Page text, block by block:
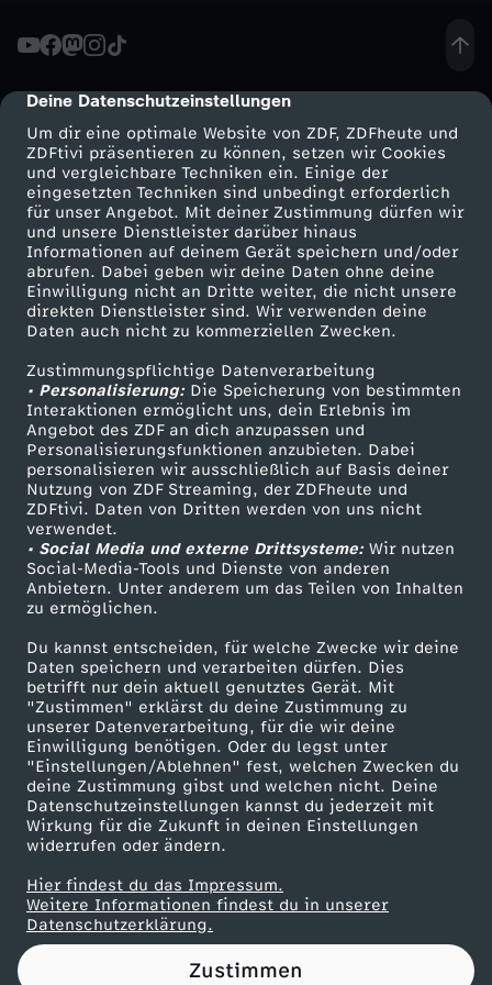
cmp-dialog-description
Deine Datenschutzeinstellungen
Um dir eine optimale Website von ZDF, ZDFheute und
ZDFtivi präsentieren zu können, setzen wir Cookies
und vergleichbare Techniken ein. Einige der
eingesetzten Techniken sind unbedingt erforderlich
für unser Angebot. Mit deiner Zustimmung dürfen wir
und unsere Dienstleister darüber hinaus
Informationen auf deinem Gerät speichern und/oder
abrufen. Dabei geben wir deine Daten ohne deine
Einwilligung nicht an Dritte weiter, die nicht unsere
direkten Dienstleister sind. Wir verwenden deine
Daten auch nicht zu kommerziellen Zwecken.
Zustimmungspflichtige Datenverarbeitung
• Personalisierung:Die Speicherung von bestimmten
Interaktionen ermöglicht uns, dein Erlebnis im
Angebot des ZDF an dich anzupassen und
Personalisierungsfunktionen anzubieten. Dabei
personalisieren wir ausschließlich auf Basis deiner
Nutzung von ZDF Streaming, der ZDFheute und
ZDFtivi. Daten von Dritten werden von uns nicht
verwendet.
• Social Media und externe Drittsysteme:Wir nutzen
Social-Media-Tools und Dienste von anderen
Anbietern. Unter anderem um das Teilen von Inhalten
zu ermöglichen.
Du kannst entscheiden, für welche Zwecke wir deine
Daten speichern und verarbeiten dürfen. Dies
betrifft nur dein aktuell genutztes Gerät. Mit
"Zustimmen" erklärst du deine Zustimmung zu
unserer Datenverarbeitung, für die wir deine
Einwilligung benötigen. Oder du legst unter
"Einstellungen/Ablehnen" fest, welchen Zwecken du
deine Zustimmung gibst und welchen nicht. Deine
Datenschutzeinstellungen kannst du jederzeit mit
Wirkung für die Zukunft in deinen Einstellungen
widerrufen oder ändern.
Hier findest du das Impressum.
Weitere Informationen findest du in unserer
Datenschutzerklärung.
Zustimmen
i
h
e
i
t
-
I
c
h
m
u
s
s
E
u
c
h
w
Mehr ZDF
ZDF-Apps
Smart TV
ZDFtext
Livestreams
Sendungen A-Z
TV-Programm
Service
ZDFmitreden
Kontakt zum ZDF
Tickets
Zuschauerservice
Hilfe
ZDF Unternehmen
Karriere
ZDF goes Schule
Werbefernsehen
Mainzelmännchen
Partner